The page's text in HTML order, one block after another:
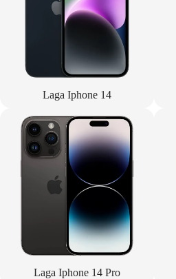
Laga Iphone 14
Laga Iphone 14 Pro